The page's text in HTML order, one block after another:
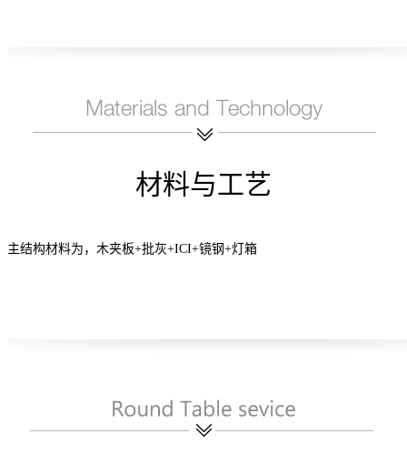
材料与工艺
主结构材料为，木夹板+批灰+ICI+镜钢+灯箱